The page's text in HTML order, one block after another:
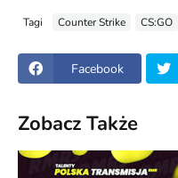
Tagi Counter Strike CS:GO
Facebook
Zobacz Także